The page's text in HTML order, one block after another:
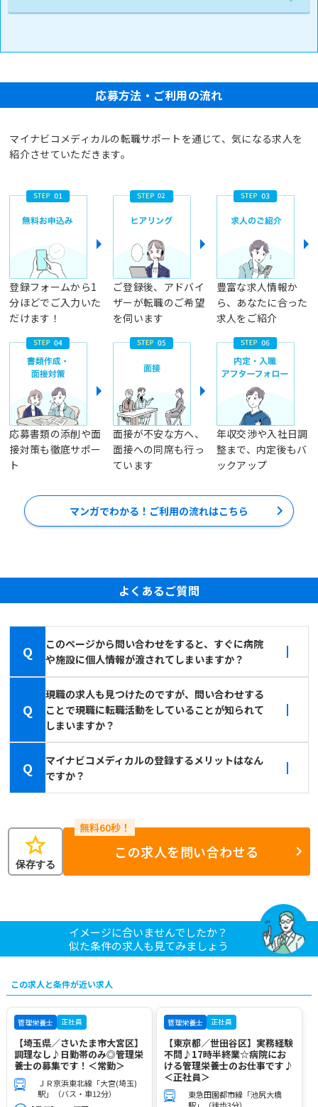
応募方法・ご利用の流れ
マイナビコメディカルの転職サポートを通じて、気になる求人を
紹介させていただきます。
登録フォームから1
分ほどでご入力いた
だけます！
ご登録後、アドバイ
ザーが転職のご希望
を伺います
豊富な求人情報か
ら、あなたに合った
求人をご紹介
応募書類の添削や面
接対策も徹底サポー
ト
面接が不安な方へ、
面接への同席も行っ
ています
年収交渉や入社日調
整まで、内定後もバ
ックアップ
マンガでわかる！ご利用の流れはこちら
よくあるご質問
Q
このページから問い合わせをすると、すぐに病院
や施設に個人情報が渡されてしまいますか？
Q
現職の求人も見つけたのですが、問い合わせする
ことで現職に転職活動をしていることが知られて
しまいますか？
Q
マイナビコメディカルの登録するメリットはなん
ですか？
star
保存する
この求人を問い合わせる
イメージに合いませんでしたか？
似た条件の求人も見てみましょう
この求人と条件が近い求人
管理栄養士 正社員
【埼玉県／さいたま市大宮区】
調理なし♪日勤帯のみ◎管理栄
養士の募集です！＜常勤＞
ＪＲ京浜東北線「大宮(埼玉)
駅」（バス・車12分）
管理栄養士 正社員
【東京都／世田谷区】実務経験
不問♪17時半終業☆病院にお
ける管理栄養士のお仕事です♪
＜正社員＞
東急田園都市線「池尻大橋